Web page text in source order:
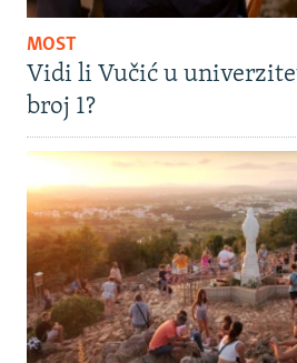
MOST
Vidi li Vučić u
broj 1?